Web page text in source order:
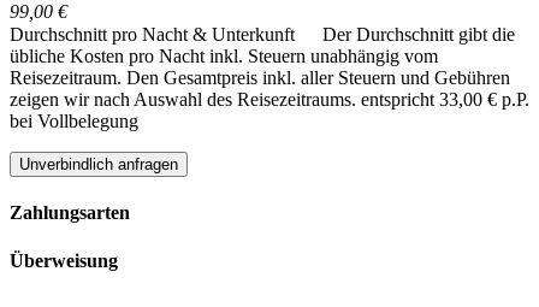
99,00 €
Durchschnitt pro Nacht & Unterkunft
Der Durchschnitt gibt die
übliche Kosten pro Nacht inkl. Steuern unabhängig vom
Reisezeitraum. Den Gesamtpreis inkl. aller Steuern und Gebühren
zeigen wir nach Auswahl des Reisezeitraums. entspricht 33,00 € p.P.
bei Vollbelegung
Unverbindlich anfragen
Zahlungsarten
Überweisung